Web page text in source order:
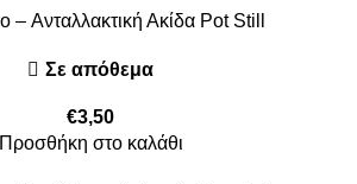
– Ανταλλακτική Ακίδα Pot Still
Σε απόθεμα
€3,50
Προσθήκη στο καλάθι